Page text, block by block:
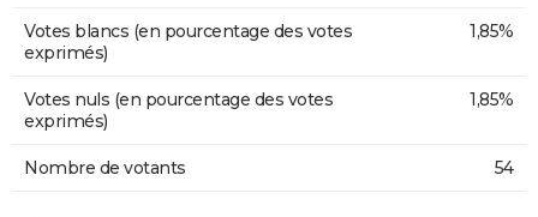
Votes blancs (en pourcentage des votes
exprimés)
1,85%
Votes nuls (en pourcentage des votes
exprimés)
1,85%
Nombre de votants 54